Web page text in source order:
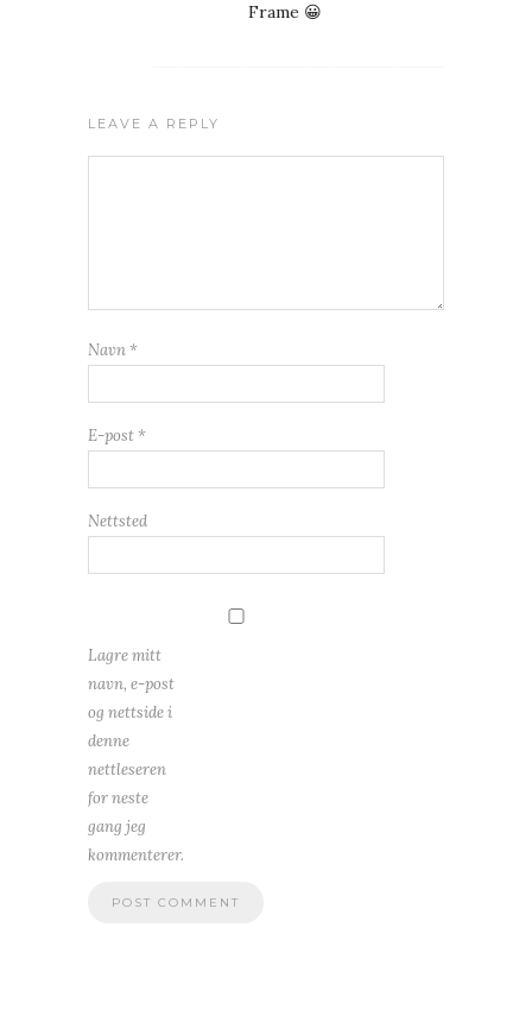
Frame 😀
LEAVE A REPLY
Navn *
E-post *
Nettsted
Lagre mitt
navn, e-post
og nettside i
denne
nettleseren
for neste
gang jeg
kommenterer.